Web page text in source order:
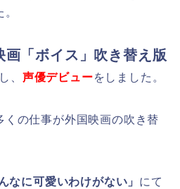
画「ボイス」吹き替え版
、 声優デビューをしました。
くの仕事が外国映画の吹き替
なに可愛いわけがない」 にて